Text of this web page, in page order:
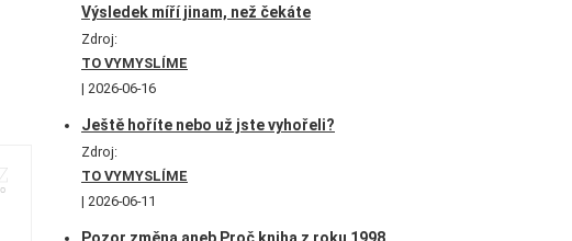
Výsledek míří jinam, než čekáte
Zdroj:
TO VYMYSLÍME
2026-06-16
Ještě hoříte nebo už jste vyhořeli?
Zdroj:
TO VYMYSLÍME
2026-06-11